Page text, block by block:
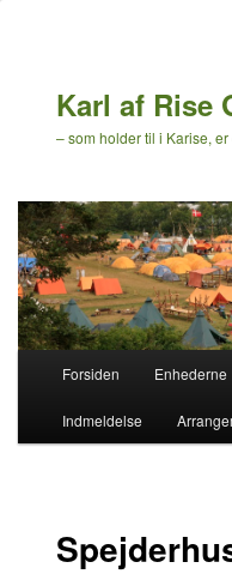
Karl af Rise
– som holder til i Karise,
Fortsæt
til
Forsiden Enhederne
Indmeldelse